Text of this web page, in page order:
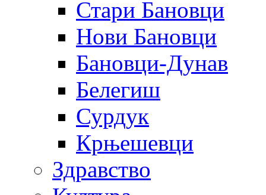
Стари Бановци
Нови Бановци
Бановци-Дунав
Белегиш
Сурдук
Крњешевци
Здравство